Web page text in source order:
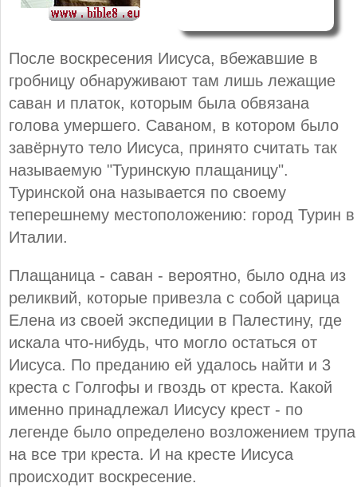
После воскресения Иисуса, вбежавшие в
гробницу обнаруживают там лишь лежащие
саван и платок, которым была обвязана
голова умершего. Саваном, в котором было
завёрнуто тело Иисуса, принято считать так
называемую "Туринскую плащаницу".
Туринской она называется по своему
теперешнему местоположению: город Турин в
Италии.
Плащаница - саван - вероятно, было одна из
реликвий, которые привезла с собой царица
Елена из своей экспедиции в Палестину, где
искала что-нибудь, что могло остаться от
Иисуса. По преданию ей удалось найти и 3
креста с Голгофы и гвоздь от креста. Какой
именно принадлежал Иисусу крест - по
легенде было определено возложением трупа
на все три креста. И на кресте Иисуса
происходит воскресение.